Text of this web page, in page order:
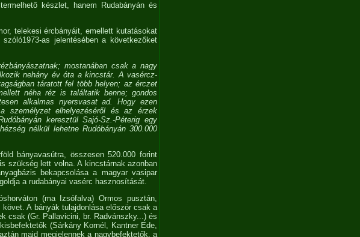
készlet, hanem Rudabányán és
telekesi ércbányáit, emellett kutatásokat
as jelentésében a következőket
mostanában csak a nagy
nehány év óta a kincstár. A vasércz-
táratott fel több helyen; az érczet
néha réz is találtatik benne; gondos
alkalmas nyersvasat ad. Hogy ezen
személyzet elhelyezéséről és az érzek
keresztül Sajó-Sz.-Péterig egy
nélkül lehetne Rudóbányán 300.000
bányavasútra, összesen 520.000 forint
szükség lett volna. A kincstárnak azonban
bekapcsolása a magyar vasipar
a rudabányai vasérc hasznosítását.
(ma Izsófalva) Ormos pusztán,
A bányák tulajdonlása először csak a
csak (Gr. Pallavicini, br. Radvánszky...) és
(Sárkány Kornél, Kantner Ede,
majd megjelennek a nagybefektetők, a